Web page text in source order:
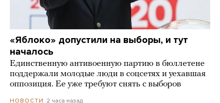
«Яблоко» допустили на выборы, и тут
началось
Единственную антивоенную партию в бюллетене
поддержали молодые люди в соцсетях и уехавшая
оппозиция. Ее уже требуют снять с выборов
НОВОСТИ 2 часа назад